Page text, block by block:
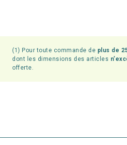
(1) Pour toute commande de plus de
dont les dimensions des articles
offerte.